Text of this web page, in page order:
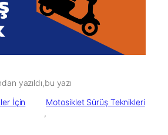
yazıldı,bu yazı
İçin
Motosiklet Sürüş Teknikleri